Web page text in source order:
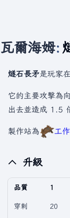
瓦爾海姆:
燧石長矛是玩家
它的主要攻擊為
出去並造成 1.5
製作站為 工
升級
品質 1
穿刺 20